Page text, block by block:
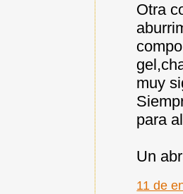
Otra
muy
para
Un
11 de